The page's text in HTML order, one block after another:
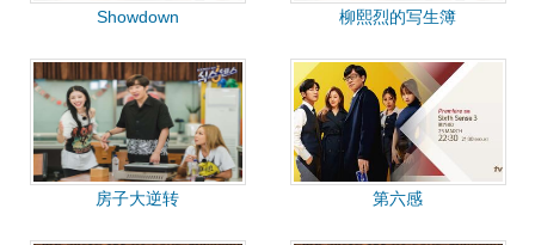
Showdown 柳熙烈的写生簿
房子大逆转 第六感